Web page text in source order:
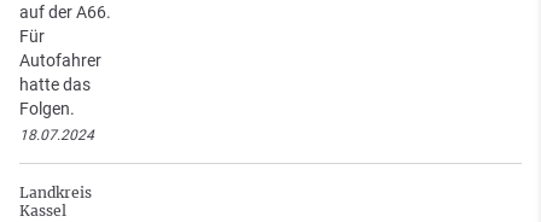
auf der A66.
Für
Autofahrer
hatte das
Folgen.
18.07.2024
Landkreis
Kassel